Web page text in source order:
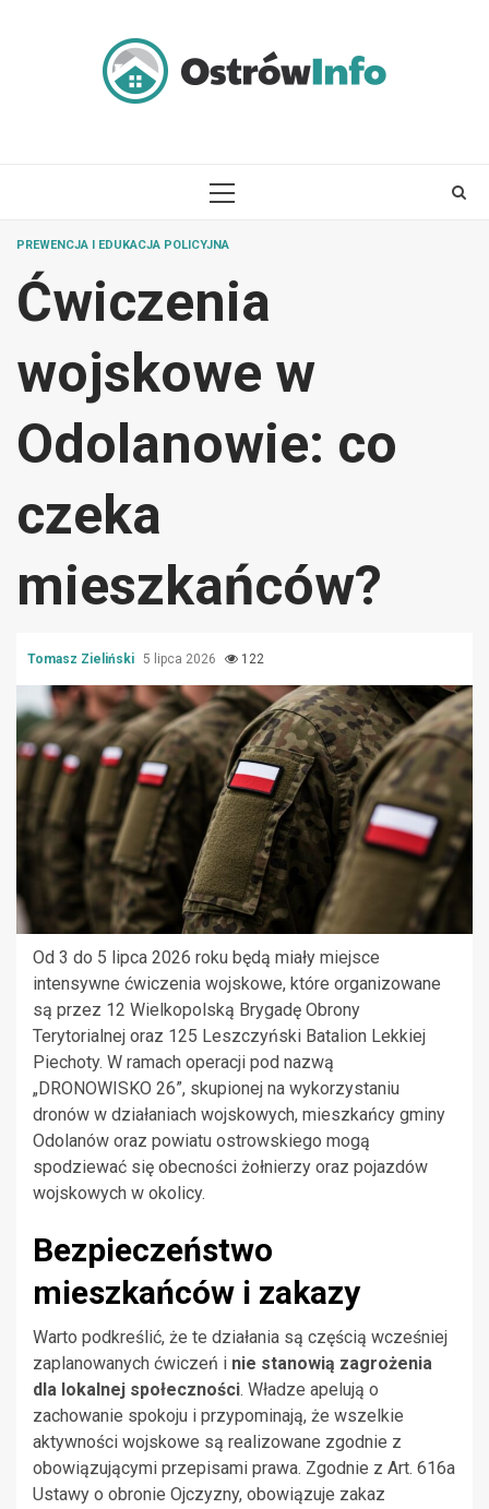
PRIMARY
PREWENCJA I EDUKACJA POLICYJNA
Ćwiczenia
wojskowe w
Odolanowie: co
czeka
mieszkańców?
Tomasz Zieliński 5 lipca 2026 122
Od 3 do 5 lipca 2026 roku będą miały miejsce
intensywne ćwiczenia wojskowe, które organizowane
są przez 12 Wielkopolską Brygadę Obrony
Terytorialnej oraz 125 Leszczyński Batalion Lekkiej
Piechoty. W ramach operacji pod nazwą
„DRONOWISKO 26”, skupionej na wykorzystaniu
dronów w działaniach wojskowych, mieszkańcy gminy
Odolanów oraz powiatu ostrowskiego mogą
spodziewać się obecności żołnierzy oraz pojazdów
wojskowych w okolicy.
Bezpieczeństwo
mieszkańców i zakazy
Warto podkreślić, że te działania są częścią wcześniej
zaplanowanych ćwiczeń i nie stanowią zagrożenia
dla lokalnej społeczności. Władze apelują o
zachowanie spokoju i przypominają, że wszelkie
aktywności wojskowe są realizowane zgodnie z
obowiązującymi przepisami prawa. Zgodnie z Art. 616a
Ustawy o obronie Ojczyzny, obowiązuje zakaz